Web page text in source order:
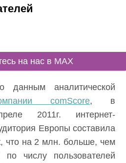
на нас в MAX
данным аналитической
comScore, в
2011г. интернет-
Европы составила
, что на 2 млн. больше, чем
числу пользователей